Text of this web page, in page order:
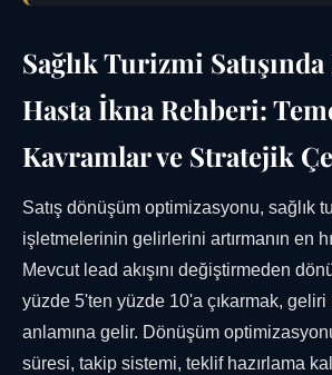
Sağlık Turizmi
Hasta İkna Rehberi:
Kavramlar ve Stratejik
Satış dönüşüm optimizasyonu, sağlık
işletmelerinin gelirlerini artırmanın en
Mevcut lead akışını değiştirmeden
yüzde 5'ten yüzde 10'a çıkarmak,
anlamına gelir. Dönüşüm
süresi, takip sistemi, teklif hazırlama